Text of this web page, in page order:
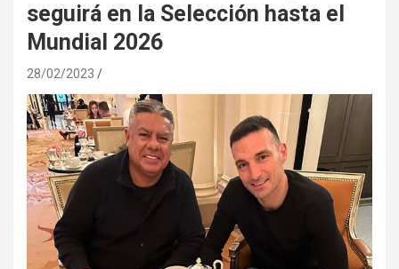
seguirá en la Selección hasta el
Mundial 2026
28/02/2023